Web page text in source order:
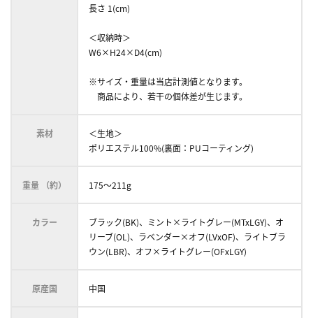
長さ 1(cm)
＜収納時＞
W6×H24×D4(cm)
※サイズ・重量は当店計測値となります。
商品により、若干の個体差が生じます。
素材
＜生地＞
ポリエステル100%(裏面：PUコーティング)
重量 （約） 175～211g
カラー
ブラック(BK)、ミント×ライトグレー(MTxLGY)、オ
リーブ(OL)、ラベンダー×オフ(LVxOF)、ライトブラ
ウン(LBR)、オフ×ライトグレー(OFxLGY)
原産国 中国